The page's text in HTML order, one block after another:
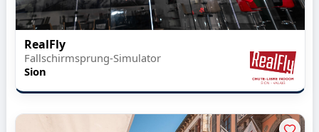
RealFly
Fallschirmsprung-Simulator
Sion